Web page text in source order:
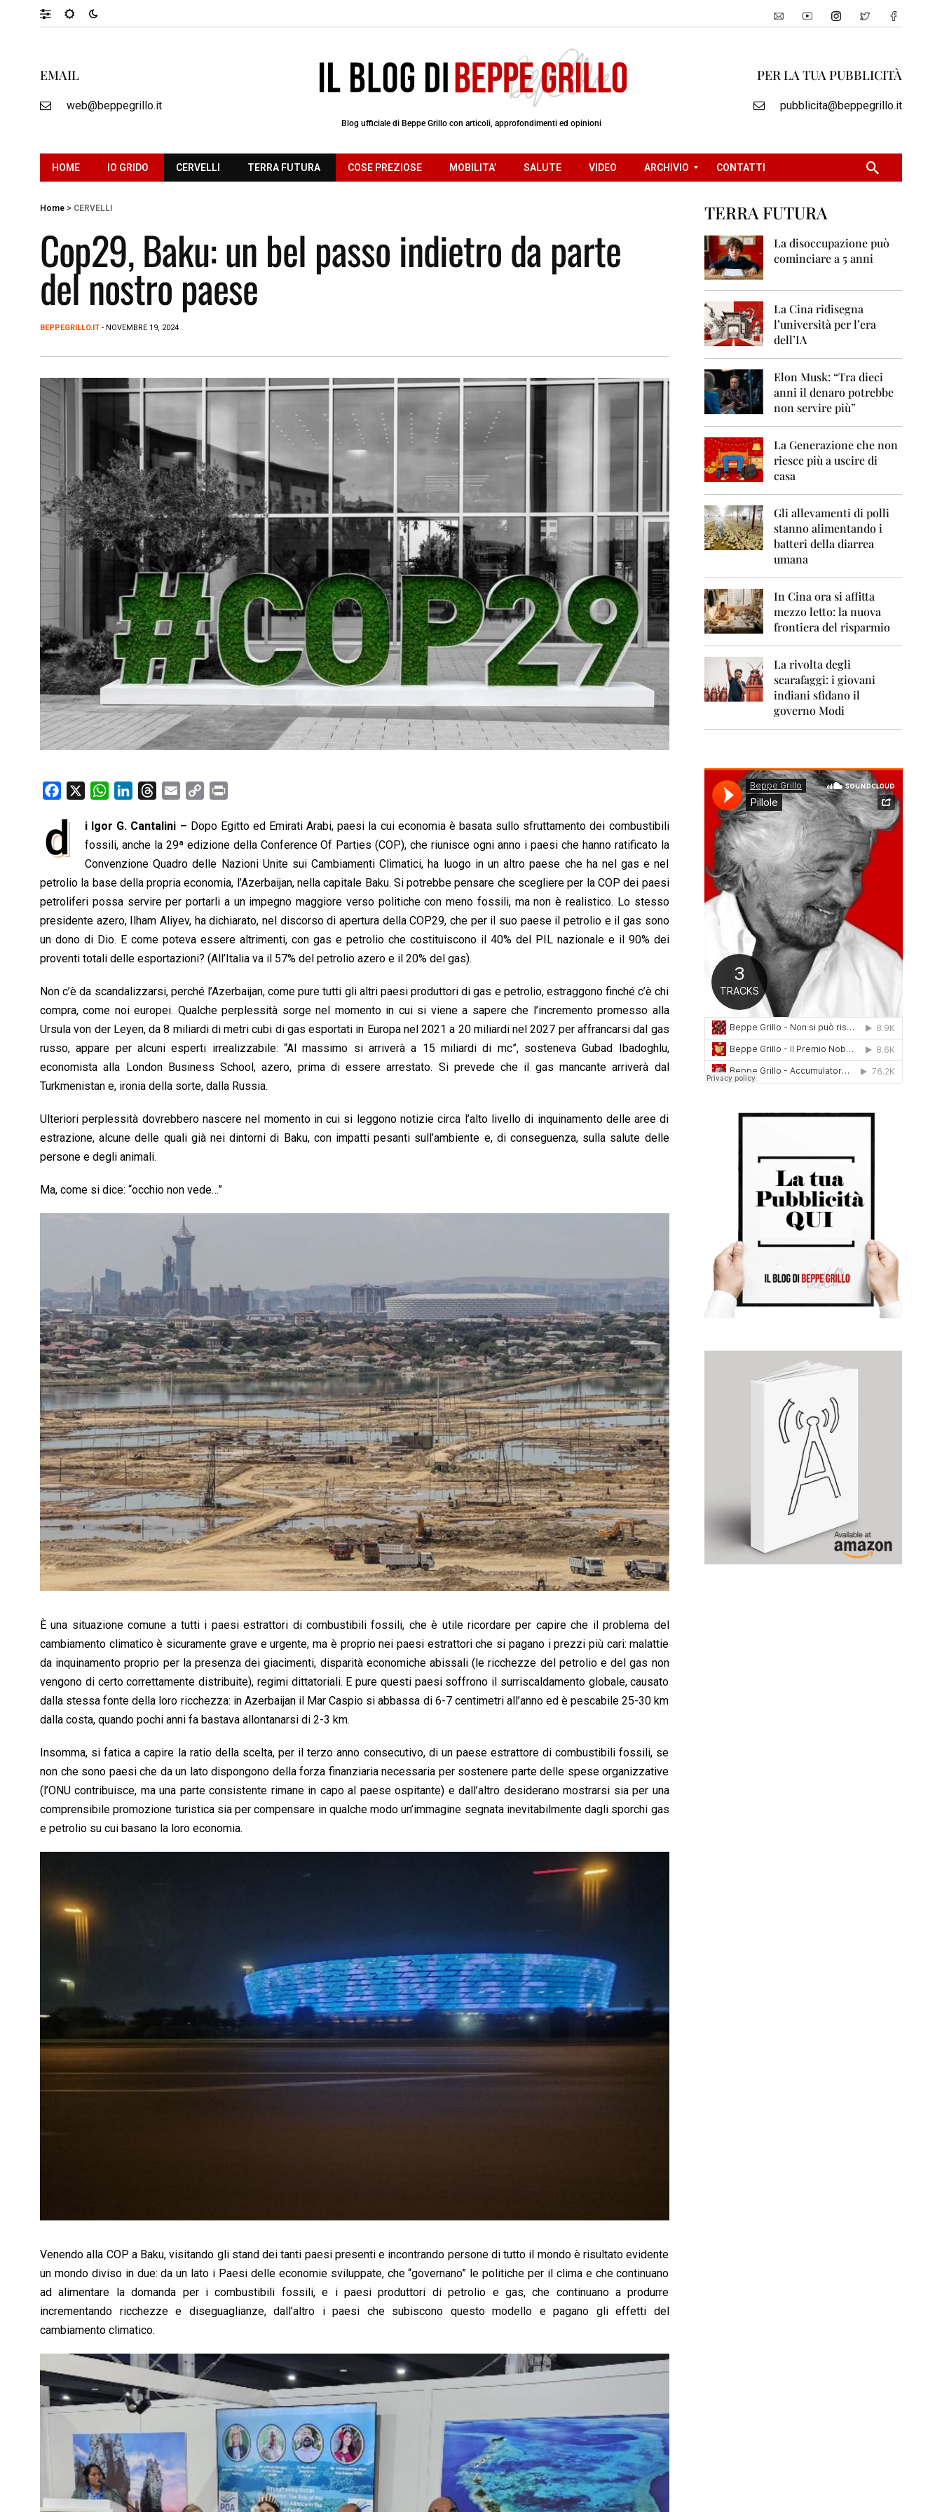
EMAIL
web@beppegrillo.it
Blog ufficiale di Beppe Grillo con articoli, approfondimenti ed opinioni
PER LA TUA PUBBLICITÀ
pubblicita@beppegrillo.it
HOME IO GRIDO CERVELLI TERRA FUTURA COSE PREZIOSE MOBILITA’ SALUTE VIDEO ARCHIVIO
2
0
0
0
2
1
2
1
0
4
0
1
2
CONTATTI
Home > CERVELLI
Cop29, Baku: un bel passo indietro da parte
del nostro paese
BEPPEGRILLO.IT - NOVEMBRE 19, 2024
e
o
o
k
W
a
t
s
A
p
p
n
k
e
d
I
n
r
e
a
d
s
a
i
l
p
y
L
i
n
k
i
n
t
d i Igor G. Cantalini – Dopo Egitto ed Emirati Arabi, paesi la cui economia è basata sullo sfruttamento dei combustibili
fossili, anche la 29ª edizione della Conference Of Parties (COP), che riunisce ogni anno i paesi che hanno ratificato la
Convenzione Quadro delle Nazioni Unite sui Cambiamenti Climatici, ha luogo in un altro paese che ha nel gas e nel
petrolio la base della propria economia, l’Azerbaijan, nella capitale Baku. Si potrebbe pensare che scegliere per la COP dei paesi
petroliferi possa servire per portarli a un impegno maggiore verso politiche con meno fossili, ma non è realistico. Lo stesso
presidente azero, Ilham Aliyev, ha dichiarato, nel discorso di apertura della COP29, che per il suo paese il petrolio e il gas sono
un dono di Dio. E come poteva essere altrimenti, con gas e petrolio che costituiscono il 40% del PIL nazionale e il 90% dei
proventi totali delle esportazioni? (All’Italia va il 57% del petrolio azero e il 20% del gas).
Non c’è da scandalizzarsi, perché l’Azerbaijan, come pure tutti gli altri paesi produttori di gas e petrolio, estraggono finché c’è chi
compra, come noi europei. Qualche perplessità sorge nel momento in cui si viene a sapere che l’incremento promesso alla
Ursula von der Leyen, da 8 miliardi di metri cubi di gas esportati in Europa nel 2021 a 20 miliardi nel 2027 per affrancarsi dal gas
russo, appare per alcuni esperti irrealizzabile: “Al massimo si arriverà a 15 miliardi di mc”, sosteneva Gubad Ibadoghlu,
economista alla London Business School, azero, prima di essere arrestato. Si prevede che il gas mancante arriverà dal
Turkmenistan e, ironia della sorte, dalla Russia.
Ulteriori perplessità dovrebbero nascere nel momento in cui si leggono notizie circa l’alto livello di inquinamento delle aree di
estrazione, alcune delle quali già nei dintorni di Baku, con impatti pesanti sull’ambiente e, di conseguenza, sulla salute delle
persone e degli animali.
Ma, come si dice: “occhio non vede…”
È una situazione comune a tutti i paesi estrattori di combustibili fossili, che è utile ricordare per capire che il problema del
cambiamento climatico è sicuramente grave e urgente, ma è proprio nei paesi estrattori che si pagano i prezzi più cari: malattie
da inquinamento proprio per la presenza dei giacimenti, disparità economiche abissali (le ricchezze del petrolio e del gas non
vengono di certo correttamente distribuite), regimi dittatoriali. E pure questi paesi soffrono il surriscaldamento globale, causato
dalla stessa fonte della loro ricchezza: in Azerbaijan il Mar Caspio si abbassa di 6-7 centimetri all’anno ed è pescabile 25-30 km
dalla costa, quando pochi anni fa bastava allontanarsi di 2-3 km.
Insomma, si fatica a capire la ratio della scelta, per il terzo anno consecutivo, di un paese estrattore di combustibili fossili, se
non che sono paesi che da un lato dispongono della forza finanziaria necessaria per sostenere parte delle spese organizzative
(l’ONU contribuisce, ma una parte consistente rimane in capo al paese ospitante) e dall’altro desiderano mostrarsi sia per una
comprensibile promozione turistica sia per compensare in qualche modo un’immagine segnata inevitabilmente dagli sporchi gas
e petrolio su cui basano la loro economia.
Venendo alla COP a Baku, visitando gli stand dei tanti paesi presenti e incontrando persone di tutto il mondo è risultato evidente
un mondo diviso in due: da un lato i Paesi delle economie sviluppate, che “governano” le politiche per il clima e che continuano
ad alimentare la domanda per i combustibili fossili, e i paesi produttori di petrolio e gas, che continuano a produrre
incrementando ricchezze e diseguaglianze, dall’altro i paesi che subiscono questo modello e pagano gli effetti del
cambiamento climatico.
TERRA FUTURA
La disoccupazione può
cominciare a 5 anni
La Cina ridisegna
l’università per l’era
dell’IA
Elon Musk: “Tra dieci
anni il denaro potrebbe
non servire più”
La Generazione che non
riesce più a uscire di
casa
Gli allevamenti di polli
stanno alimentando i
batteri della diarrea
umana
In Cina ora si affitta
mezzo letto: la nuova
frontiera del risparmio
La rivolta degli
scarafaggi: i giovani
indiani sfidano il
governo Modi